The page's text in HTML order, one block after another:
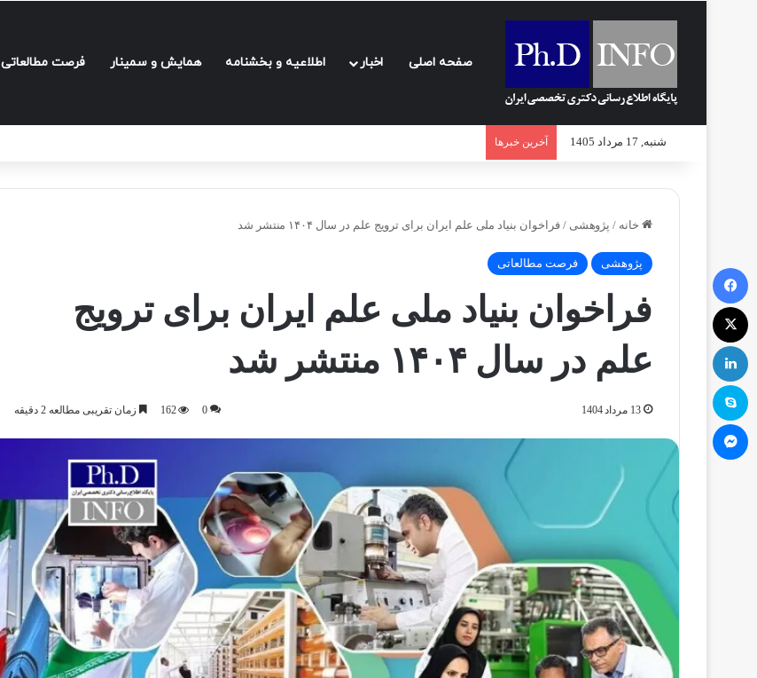
صفحه اصلی اخبار اطلاعیه و بخشنامه‌ همایش و سمینار فرصت مطالعاتی
شنبه, 17 مرداد 1405 آخرین خبرها
خانه / پژوهشی / فراخوان بنیاد ملی علم ایران برای ترویج علم در سال ۱۴۰۴ منتشر شد
پژوهشی فرصت مطالعاتی
فراخوان بنیاد ملی علم ایران برای ترویج
علم در سال ۱۴۰۴ منتشر شد
13 مرداد 1404 0
162 زمان تقریبی مطالعه 2 دقیقه